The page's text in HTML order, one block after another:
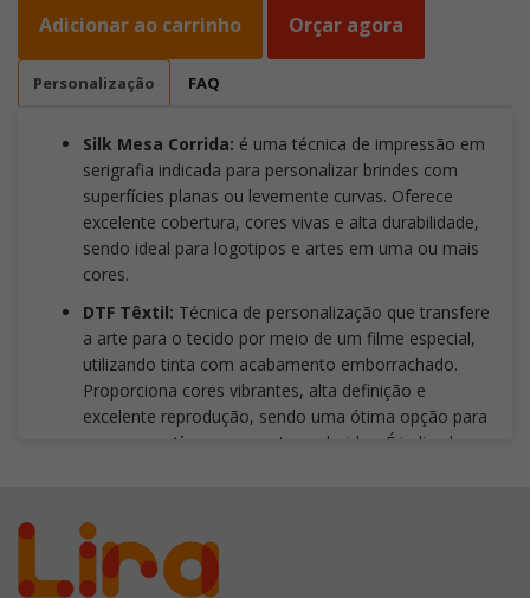
Adicionar ao carrinho Orçar agora
Personalização FAQ
Silk Mesa Corrida: é uma técnica de impressão em
serigrafia indicada para personalizar brindes com
superfícies planas ou levemente curvas. Oferece
excelente cobertura, cores vivas e alta durabilidade,
sendo ideal para logotipos e artes em uma ou mais
cores.
DTF Têxtil: Técnica de personalização que transfere
a arte para o tecido por meio de um filme especial,
utilizando tinta com acabamento emborrachado.
Proporciona cores vibrantes, alta definição e
excelente reprodução, sendo uma ótima opção para
pequenas tiragens
e artes coloridas. É indicada
misturas.
uso intenso, peças com alto percentual de
elastano, tecidos 100% algodão ou artes com